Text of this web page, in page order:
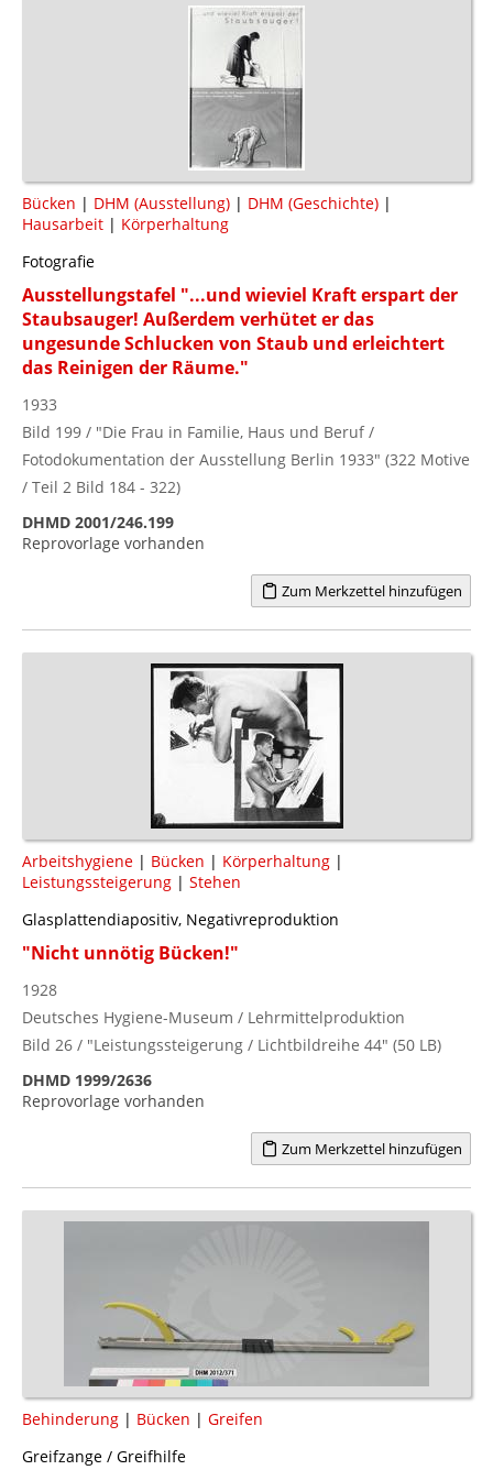
Bücken | DHM (Ausstellung) | DHM (Geschichte) |
Hausarbeit | Körperhaltung
Fotografie
Ausstellungstafel "...und wieviel Kraft erspart der
Staubsauger! Außerdem verhütet er das
ungesunde Schlucken von Staub und erleichtert
das Reinigen der Räume."
1933
Bild 199 / "Die Frau in Familie, Haus und Beruf /
Fotodokumentation der Ausstellung Berlin 1933" (322 Motive
/ Teil 2 Bild 184 - 322)
DHMD 2001/246.199
Reprovorlage vorhanden
Zum Merkzettel hinzufügen
Arbeitshygiene | Bücken | Körperhaltung |
Leistungssteigerung | Stehen
Glasplattendiapositiv, Negativreproduktion
"Nicht unnötig Bücken!"
1928
Deutsches Hygiene-Museum / Lehrmittelproduktion
Bild 26 / "Leistungssteigerung / Lichtbildreihe 44" (50 LB)
DHMD 1999/2636
Reprovorlage vorhanden
Zum Merkzettel hinzufügen
Behinderung | Bücken | Greifen
Greifzange / Greifhilfe